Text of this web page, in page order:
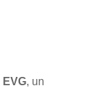
EVG, un